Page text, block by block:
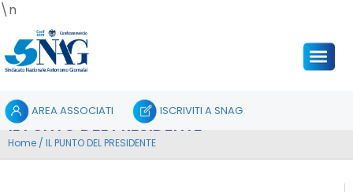
\n
AREA ASSOCIATI ISCRIVITI A SNAG
IL PUNTO DEL PRESIDENTE
Home / IL PUNTO DEL PRESIDENTE